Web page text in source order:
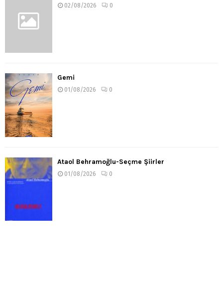
02/08/2026 0
Gemi
01/08/2026 0
Ataol Behramoğlu-Seçme Şiirler
01/08/2026 0